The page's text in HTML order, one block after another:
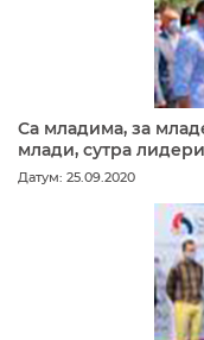
Са младима, за
млади, сутра
Датум: 25.09.2020